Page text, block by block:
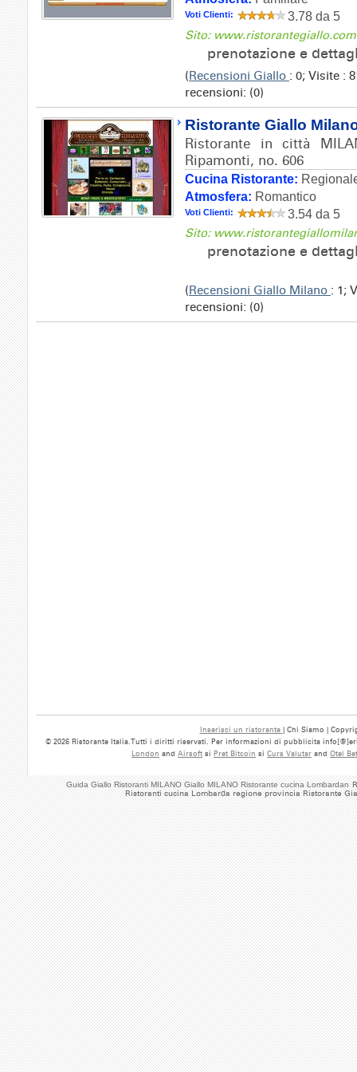
Guida Giallo Ristoranti MILANO Giallo MILANO Ristorante cucina Lombardan
Ristoranti cucina Lombarda regione provincia Ristorante
Voti Clienti: 3.78 da 5
Sito: www.ristorantegiallo.com
prenotazione e
(Recensioni Giallo : 0; Visite :
recensioni: (0)
Ristorante Giallo
Ristorante in città
Ripamonti, no. 606
Cucina Ristorante:
Atmosfera: Romantico
Voti Clienti: 3.54 da 5
Sito:
prenotazione e
(Recensioni Giallo Milano : 1;
recensioni: (0)
Inserisci un ristorante | Chi Siamo |
© 2026 Ristorante Italia.Tutti i diritti riservati. Per informazioni di pubblicita
London and Airsoft si Pret Bitcoin si Curs Valutar and Otel